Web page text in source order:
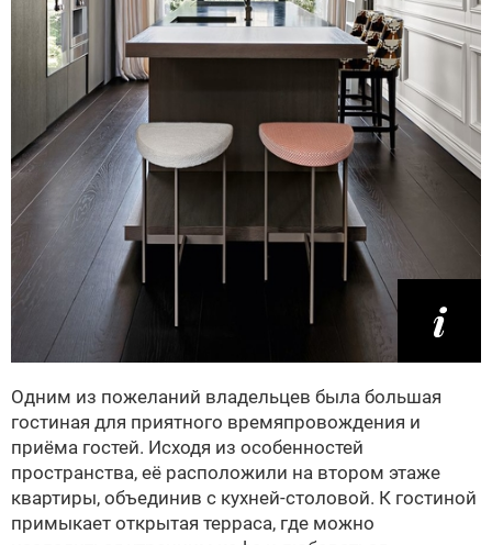
Одним из пожеланий владельцев была большая
гостиная для приятного времяпровождения и
приёма гостей. Исходя из особенностей
пространства, её расположили на втором этаже
квартиры, объединив с кухней-столовой. К гостиной
примыкает открытая терраса, где можно